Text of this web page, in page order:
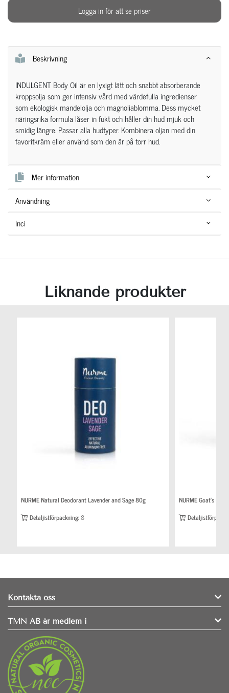
Logga in för att se priser
Beskrivning
INDULGENT Body Oil är en lyxigt lätt och snabbt absorberande
kroppsolja som ger intensiv vård med värdefulla ingredienser
som ekologisk mandelolja och magnoliablomma. Dess mycket
näringsrika formula låser in fukt och håller din hud mjuk och
smidig längre. Passar alla hudtyper. Kombinera oljan med din
favoritkräm eller använd som den är på torr hud.
Mer information
Användning
Inci
Liknande produkter
NURME Natural Deodorant Lavender and Sage 80g
Detaljistförpackning:8
NURME Goat’s
Kontakta oss
TMN AB är medlem i